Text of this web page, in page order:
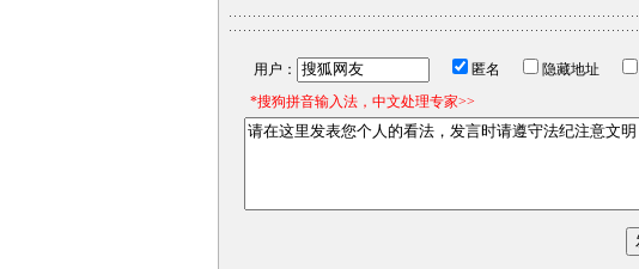
用户： 匿名 隐藏地址
*搜狗拼音输入法，中文处理专家>>